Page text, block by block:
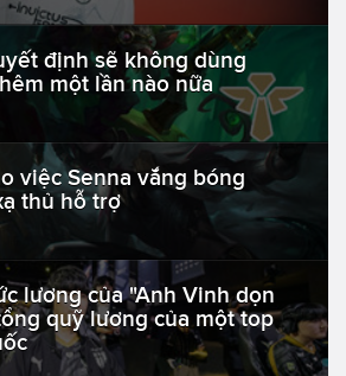
định sẽ không dùng
một lần nào nữa
việc Senna vắng bóng
thủ hỗ trợ
lương của "Anh Vinh dọn
quỹ lương của một top